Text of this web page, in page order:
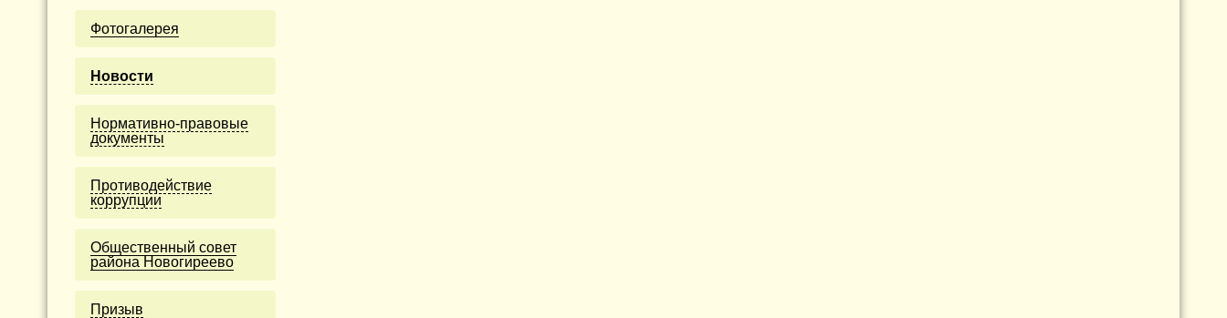
Фотогалерея
Новости
Нормативно-правовые
документы
Противодействие
коррупции
Общественный совет
района Новогиреево
Призыв